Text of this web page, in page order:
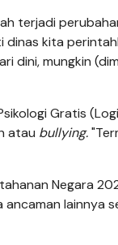
terjadi
dinas kita
dini, mungkin
Gratis
atau bullying.
Negara
lainnya